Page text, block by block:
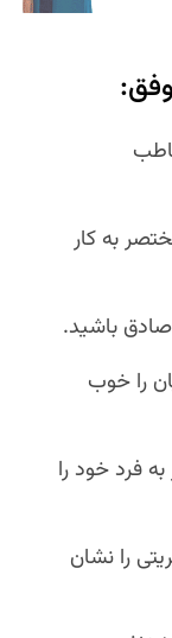
به کار
باشید.
را خوب
فرد خود را
را نشان